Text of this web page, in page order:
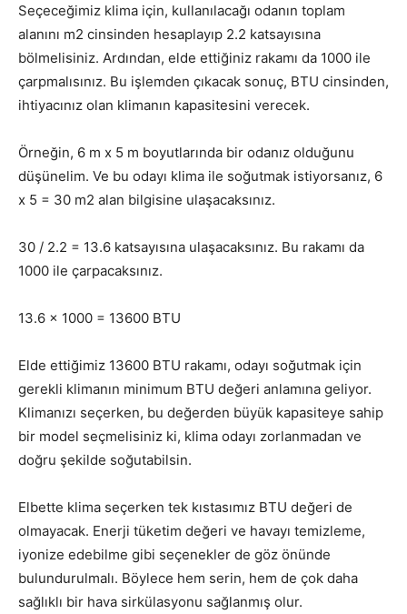
Seçeceğimiz klima için, kullanılacağı odanın toplam
alanını m2 cinsinden hesaplayıp 2.2 katsayısına
bölmelisiniz. Ardından, elde ettiğiniz rakamı da 1000 ile
çarpmalısınız. Bu işlemden çıkacak sonuç, BTU cinsinden,
ihtiyacınız olan klimanın kapasitesini verecek.
Örneğin, 6 m x 5 m boyutlarında bir odanız olduğunu
düşünelim. Ve bu odayı klima ile soğutmak istiyorsanız, 6
x 5 = 30 m2 alan bilgisine ulaşacaksınız.
30 / 2.2 = 13.6 katsayısına ulaşacaksınız. Bu rakamı da
1000 ile çarpacaksınız.
13.6 x 1000 = 13600 BTU
Elde ettiğimiz 13600 BTU rakamı, odayı soğutmak için
gerekli klimanın minimum BTU değeri anlamına geliyor.
Klimanızı seçerken, bu değerden büyük kapasiteye sahip
bir model seçmelisiniz ki, klima odayı zorlanmadan ve
doğru şekilde soğutabilsin.
Elbette klima seçerken tek kıstasımız BTU değeri de
olmayacak. Enerji tüketim değeri ve havayı temizleme,
iyonize edebilme gibi seçenekler de göz önünde
bulundurulmalı. Böylece hem serin, hem de çok daha
sağlıklı bir hava sirkülasyonu sağlanmış olur.